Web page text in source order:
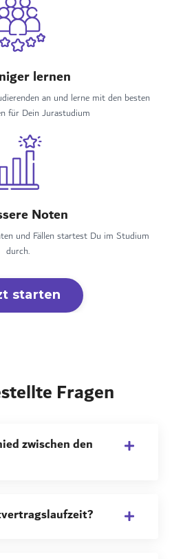
lernen
an und lerne mit den besten
für Dein Jurastudium
Noten
und Fällen startest Du im Studium
durch.
starten
Fragen
zwischen den